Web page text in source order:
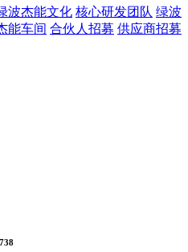
波杰能文化 核心研发团队 绿波
能车间 合伙人招募 供应商招募